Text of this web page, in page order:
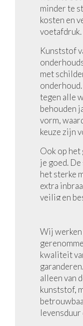
minder te
kosten en
voetafdruk.
Kunststof
met
tegen alle
behouden
vorm,
keuze zijn
Ook op
je goed.
het sterke
extra
veilig en
Wij
kwaliteit
alleen van
kunststof,
levensduur